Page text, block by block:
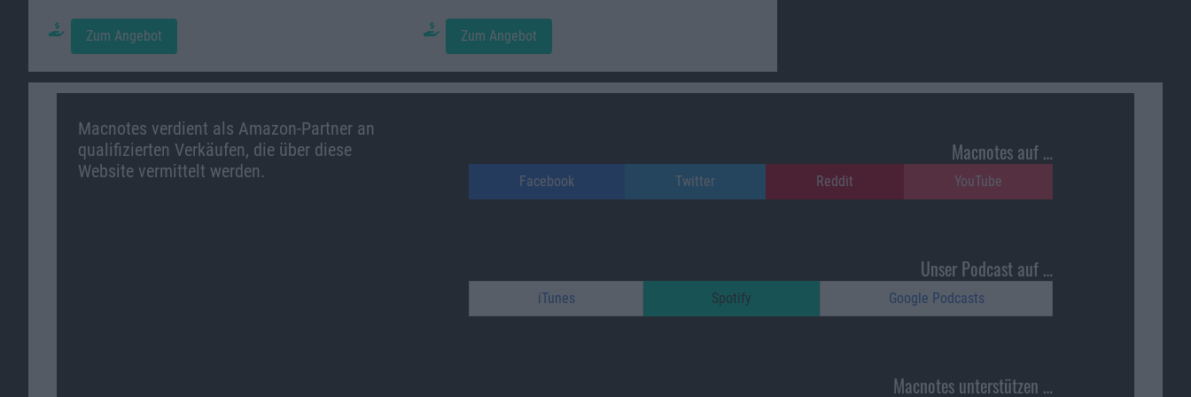
Zum Angebot Zum Angebot
Macnotes verdient als Amazon-Partner an
qualifizierten Verkäufen, die über diese
Website vermittelt werden.
Macnotes auf …
Facebook Twitter Reddit YouTube
Unser Podcast auf …
iTunes Spotify Google Podcasts
Macnotes unterstützen …